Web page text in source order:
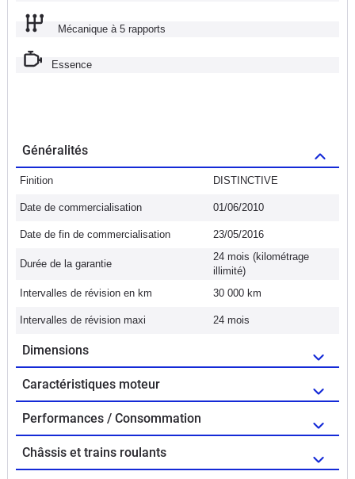
Mécanique à 5 rapports
Essence
Généralités
Finition DISTINCTIVE
Date de commercialisation 01/06/2010
Date de fin de commercialisation 23/05/2016
Durée de la garantie
24 mois (kilométrage
illimité)
Intervalles de révision en km
30 000 km
Intervalles de révision maxi 24 mois
Dimensions
Caractéristiques moteur
Performances / Consommation
Châssis et trains roulants